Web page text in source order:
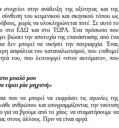
στην ανάδειξη της οξύτητας και της
του κειμενικού και σκηνικού τόπου ως
χωρίς να ολοκληρώνεται ποτέ. Σε αυτό το
στο ΕΔΩ και στο ΤΩΡΑ. Ένα πρόσωπο που
την αποτυχία της επανάστασης από ένα
δεν μπορεί να νικήσει την πατριαρχία. Ένας
ασφάλεια του καταναλωτισμού, που επιθυμεί
του, που λειτουργεί «στον αυτόματο», που
μυαλό μου
είμαι μία μηχανή»
που να μπορεί να εκφράσει τις αγωνίες της
ανθρώπου και υπογραμμίζοντας την ταύτιση
να βγούμε από το χάος: να σταματήσουμε να
στους άλλους. Πριν να είναι αργά.